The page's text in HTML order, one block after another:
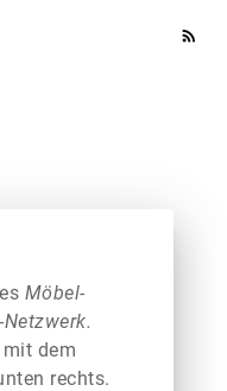
rss_feed
Möbel-
dem
rechts.